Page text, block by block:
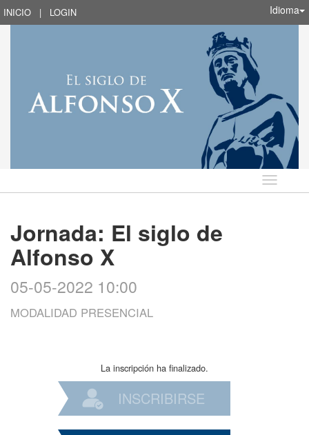
INICIO | LOGIN Idioma
Idioma
Jornada: El siglo de
Alfonso X
05-05-2022 10:00
MODALIDAD PRESENCIAL
La inscripción ha finalizado.
INSCRIBIRSE